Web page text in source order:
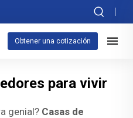
Obtener una cotización
para vivir
genial? Casas de